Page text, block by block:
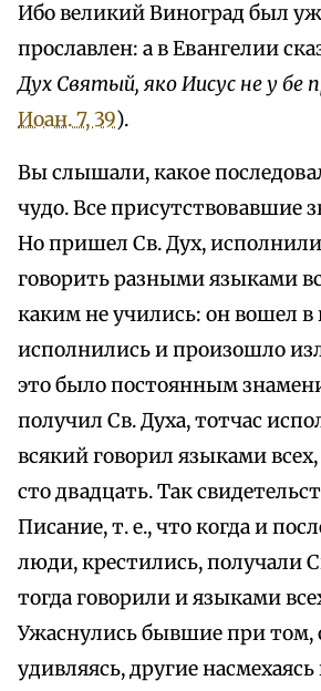
Ибо великий Виноград был
прославлен: а в Евангелии
Дух Святый, яко Иисус не у бе
Иоан. 7, 39).
Вы слышали, какое
чудо. Все присутствовавшие
Но пришел Св. Дух,
говорить разными языками
каким не учились: он вошел в
исполнились и произошло
это было постоянным
получил Св. Духа, тотчас
всякий говорил языками
сто двадцать. Так
Писание, т. е., что когда и
люди, крестились, получали
тогда говорили и языками
Ужаснулись бывшие при том,
удивляясь, другие насмехаясь